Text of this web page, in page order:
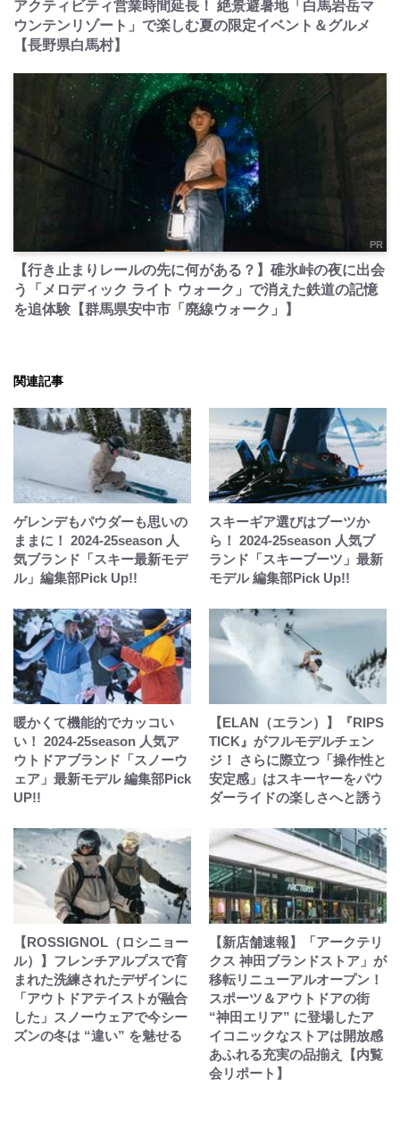
アクティビティ営業時間延長！ 絶景避暑地「白馬岩岳マ
ウンテンリゾート」で楽しむ夏の限定イベント＆グルメ
【長野県白馬村】
PR
【行き止まりレールの先に何がある？】碓氷峠の夜に出会
う「メロディック ライト ウォーク」で消えた鉄道の記憶
を追体験【群馬県安中市「廃線ウォーク」】
関連記事
ゲレンデもパウダーも思いの
ままに！ 2024-25season 人
気ブランド「スキー最新モデ
ル」編集部Pick Up!!
スキーギア選びはブーツか
ら！ 2024-25season 人気ブ
ランド「スキーブーツ」最新
モデル 編集部Pick Up!!
暖かくて機能的でカッコい
い！ 2024-25season 人気ア
ウトドアブランド「スノーウ
ェア」最新モデル 編集部Pick
UP!!
【ELAN（エラン）】『RIPS
TICK』がフルモデルチェン
ジ！ さらに際立つ「操作性と
安定感」はスキーヤーをパウ
ダーライドの楽しさへと誘う
【ROSSIGNOL（ロシニョー
ル）】フレンチアルプスで育
まれた洗練されたデザインに
「アウトドアテイストが融合
した」スノーウェアで今シー
ズンの冬は “違い” を魅せる
【新店舗速報】「アークテリ
クス 神田ブランドストア」が
移転リニューアルオープン！
スポーツ＆アウトドアの街
“神田エリア” に登場したア
イコニックなストアは開放感
あふれる充実の品揃え【内覧
会リポート】